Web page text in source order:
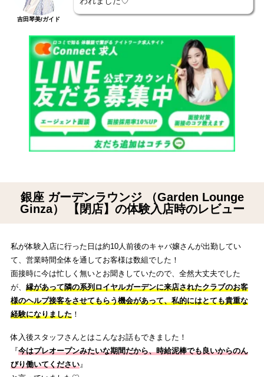
吉田琴美/ガイド
銀座 ガーデンラウンジ （Garden Lounge
Ginza） 【閉店】の体験入店時のレビュー
私が体験入店に行った日は約10人前後のキャバ嬢さんが出勤してい
て、営業時間全体を通してお客様は数組でした！
面接時に今は忙しく無いとお聞きしていたので、全然大丈夫でした
が、 縁があって隣の系列ロイヤルガーデンに来店されたクラブのお客
様のヘルプ接客をさせてもらう機会があって、私的にはとても貴重な
経験になりました！
体入後スタッフさんとはこんなお話もできました！
『今はプレオープンみたいな期間だから、時給泥棒でも良いからのん
びり働いてください』